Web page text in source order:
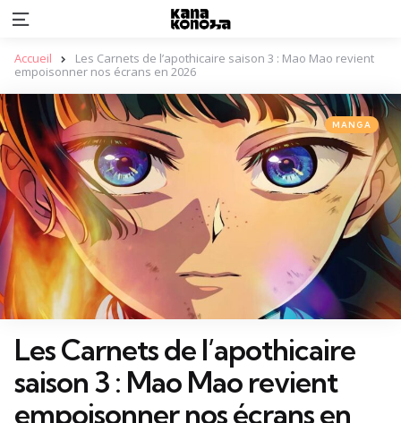
Menu
Accueil
Les Carnets de l’apothicaire saison 3 : Mao Mao revient
empoisonner nos écrans en 2026
Categories
Posted
in
MANGA
Les Carnets de l’apothicaire
saison 3 : Mao Mao revient
empoisonner nos écrans en